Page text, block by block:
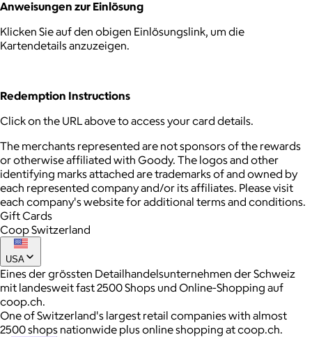
Anweisungen zur Einlösung
Klicken Sie auf den obigen Einlösungslink, um die
Kartendetails anzuzeigen.
Redemption Instructions
Click on the URL above to access your card details.
The merchants represented are not sponsors of the rewards
or otherwise affiliated with Goody. The logos and other
identifying marks attached are trademarks of and owned by
each represented company and/or its affiliates. Please visit
each company's website for additional terms and conditions.
Gift Cards
Coop Switzerland
USA
Eines der grössten Detailhandelsunternehmen der Schweiz
mit landesweit fast 2500 Shops und Online-Shopping auf
coop.ch.
One of Switzerland's largest retail companies with almost
2500 shops nationwide plus online shopping at coop.ch.